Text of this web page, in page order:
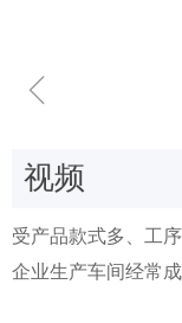
ꁆ
视频
受产品款式多、工
企业生产车间经常